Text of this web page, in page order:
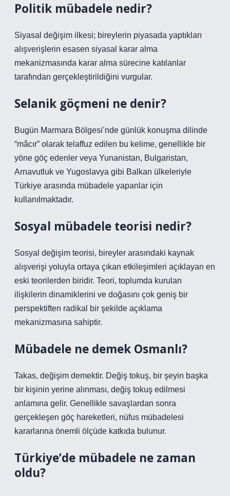
Politik mübadele nedir?
Siyasal değişim ilkesi; bireylerin piyasada yaptıkları
alışverişlerin esasen siyasal karar alma
mekanizmasında karar alma sürecine katılanlar
tarafından gerçekleştirildiğini vurgular.
Selanik göçmeni ne denir?
Bugün Marmara Bölgesi’nde günlük konuşma dilinde
“mâcır” olarak telaffuz edilen bu kelime, genellikle bir
yöne göç edenler veya Yunanistan, Bulgaristan,
Arnavutluk ve Yugoslavya gibi Balkan ülkeleriyle
Türkiye arasında mübadele yapanlar için
kullanılmaktadır.
Sosyal mübadele teorisi nedir?
Sosyal değişim teorisi, bireyler arasındaki kaynak
alışverişi yoluyla ortaya çıkan etkileşimleri açıklayan en
eski teorilerden biridir. Teori, toplumda kurulan
ilişkilerin dinamiklerini ve doğasını çok geniş bir
perspektiften radikal bir şekilde açıklama
mekanizmasına sahiptir.
Mübadele ne demek Osmanlı?
Takas, değişim demektir. Değiş tokuş, bir şeyin başka
bir kişinin yerine alınması, değiş tokuş edilmesi
anlamına gelir. Genellikle savaşlardan sonra
gerçekleşen göç hareketleri, nüfus mübadelesi
kararlarına önemli ölçüde katkıda bulunur.
Türkiye’de mübadele ne zaman
oldu?